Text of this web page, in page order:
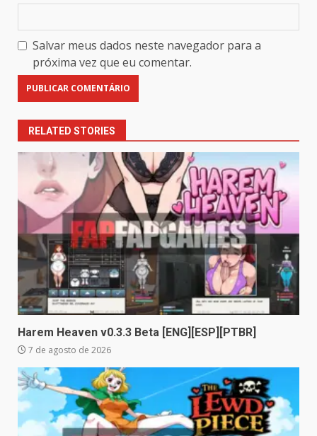
Salvar meus dados neste navegador para a
próxima vez que eu comentar.
RELATED STORIES
Harem Heaven v0.3.3 Beta [ENG][ESP][PTBR]
7 de agosto de 2026